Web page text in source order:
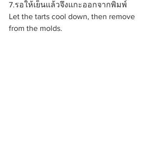
7.รอให้เย็นแล้วจึงแกะออกจากพิมพ์
Let the tarts cool down, then remove
from the molds.